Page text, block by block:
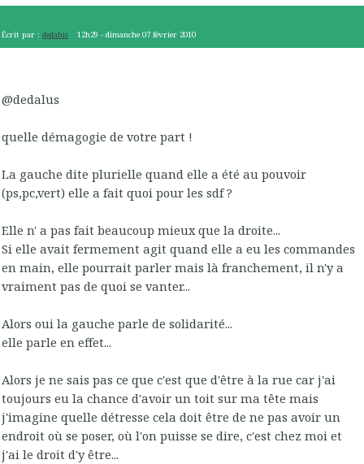
Écrit par : dedalus 12h29 -dimanche 07 février 2010
@dedalus
quelle démagogie de votre part !
La gauche dite plurielle quand elle a été au pouvoir
(ps,pc,vert) elle a fait quoi pour les sdf ?
Elle n' a pas fait beaucoup mieux que la droite...
Si elle avait fermement agit quand elle a eu les commandes
en main, elle pourrait parler mais là franchement, il n'y a
vraiment pas de quoi se vanter...
Alors oui la gauche parle de solidarité...
elle parle en effet...
Alors je ne sais pas ce que c'est que d'être à la rue car j'ai
toujours eu la chance d'avoir un toit sur ma tête mais
j'imagine quelle détresse cela doit être de ne pas avoir un
endroit où se poser, où l'on puisse se dire, c'est chez moi et
j'ai le droit d'y être...